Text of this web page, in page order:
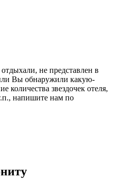
не представлен в
Вы обнаружили какую-
количества звездочек отеля,
напишите нам по